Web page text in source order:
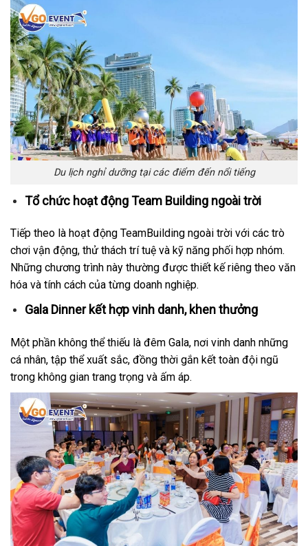
Du lịch nghỉ dưỡng tại các điểm đến nổi tiếng
Tổ chức hoạt động Team Building ngoài trời
Tiếp theo là hoạt động TeamBuilding ngoài trời với các trò
chơi vận động, thử thách trí tuệ và kỹ năng phối hợp nhóm.
Những chương trình này thường được thiết kế riêng theo văn
hóa và tính cách của từng doanh nghiệp.
Gala Dinner kết hợp vinh danh, khen thưởng
Một phần không thể thiếu là đêm Gala, nơi vinh danh những
cá nhân, tập thể xuất sắc, đồng thời gắn kết toàn đội ngũ
trong không gian trang trọng và ấm áp.